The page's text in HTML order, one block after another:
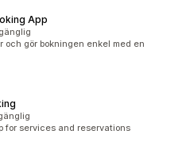
App
gör bokningen enkel med en
for services and reservations